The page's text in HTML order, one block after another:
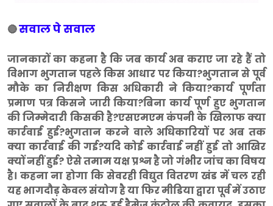
🔴सवाल पे सवाल
जानकारों का कहना है कि जब कार्य अब कराए जा रहे हैं तो
विभाग भुगतान पहले किस आधार पर किया?भुगतान से पूर्व
मौके का निरीक्षण किस अधिकारी ने किया?कार्य पूर्णता
प्रमाण पत्र किसने जारी किया?बिना कार्य पूर्ण हुए भुगतान
की जिम्मेदारी किसकी है?एसएमएम कंपनी के खिलाफ क्या
कार्रवाई हुई?भुगतान करने वाले अधिकारियों पर अब तक
क्या कार्रवाई की गई?यदि कोई कार्रवाई नहीं हुई तो आखिर
क्यों नहीं हुई? ऐसे तमाम यक्ष प्रश्न है जो गंभीर जांच का विषय
है। कहना ना होगा कि सेवरही विद्युत वितरण खंड में चल रही
यह भागदौड़ केवल संयोग है या फिर मीडिया द्वारा पूर्व में उठाए